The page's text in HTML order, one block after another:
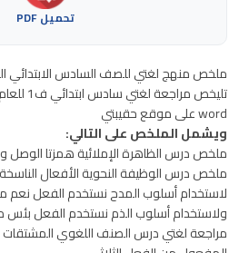
تحميل PDF
ملخص منهج لغتي للصف السادس الابتدائي
word على موقع حقيبتي
ويشمل الملخص على التالي:
ملخص درس الظاهرة الإملائية همزتا الوصل
ملخص درس الوظيفة النحوية الأفعال
لاستخدام أسلوب المدح نستخدم الفعل نعم
ولاستخدام أسلوب الذم نستخدم الفعل بئس
مراجعة لغتي درس الصنف اللغوي